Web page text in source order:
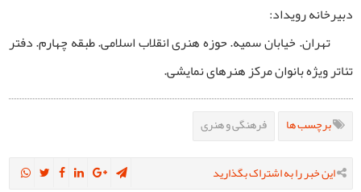
دبیرخانه رویداد:
تهران. خیابان سمیه. حوزه هنری انقلاب اسلامی. طبقه چهارم. دفتر
تئاتر ویژه بانوان مرکز هنرهای نمایشی.
برچسب ها فرهنگی و هنری
این خبر را به اشتراک بگذارید